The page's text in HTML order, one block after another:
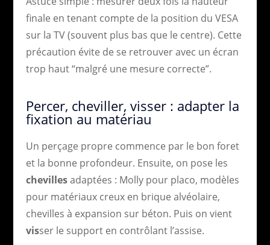
finale en tenant compte de la position du VESA
sur la TV (souvent plus bas que le centre). Cette
précaution évite de se retrouver avec un écran
trop haut “malgré une mesure correcte”.
Percer, cheviller, visser : adapter la
fixation au matériau
Un perçage propre commence par le bon foret
et la bonne profondeur. Ensuite, on pose les
chevillesadaptées : Molly pour placo, modèles
pour matériaux creux en brique alvéolaire,
chevilles à expansion sur béton. Puis on vient
visser le support en contrôlant l’assise.